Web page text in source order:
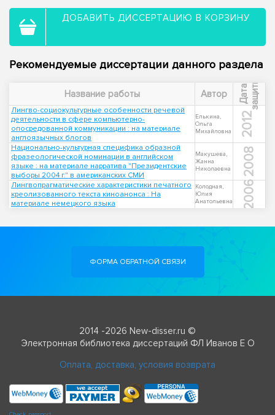
ДОБАВИТЬ ДИССЕРТАЦИЮ В КОРЗИНУ
Рекомендуемые диссертации данного раздела
Название работы Автор Д
а
т
а
з
а
щ
и
т ы
Лингво-социокультурные особенности речевой
деятельности в сфере компьютерно-
опосредованной коммуникации : на материале
англоязычных блогов
Елькина,
Ольга
Михайловна
2012
Национально-культурная специфика образной
фразеологической номинации в английском
языке : на материале нарратива "Президентские
выборы 2004 г." в американских СМИ
Макушева,
Жанна
Николаевна
2008
Лингвопрагматические характеристики печатного
креолизованного текста киноанонса : На
материале немецкого языка
Колодная,
Юлия
Анатольевна
2006
ФОРМА ОБРАТНОЙ СВЯЗИ
2014 -2026 New-disser.ru ©
Электронная библиотека диссертаций ФЛ Иванов Е О
Оплата, доставка, условия возврата